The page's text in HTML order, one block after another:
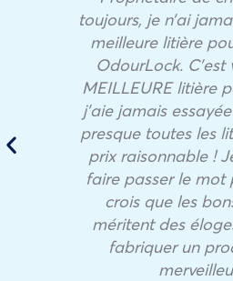
toujours, je n’ai
meilleure litière
OdourLock.
MEILLEURE litière
j’aie jamais
presque toutes les
prix raisonnable !
faire passer le mot
crois que les
méritent des
fabriquer un